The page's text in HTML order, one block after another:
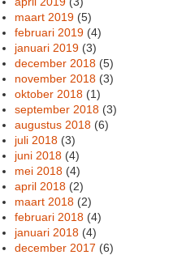
maart 2019 (5)
februari 2019 (4)
januari 2019 (3)
december 2018 (5)
november 2018 (3)
oktober 2018 (1)
september 2018 (3)
augustus 2018 (6)
juli 2018 (3)
juni 2018 (4)
mei 2018 (4)
april 2018 (2)
maart 2018 (2)
februari 2018 (4)
januari 2018 (4)
december 2017 (6)